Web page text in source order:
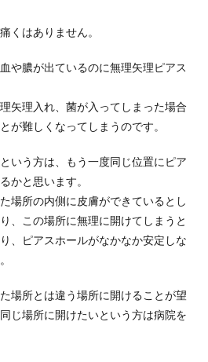
くはありません。
や膿が出ているのに無理矢理ピアス
矢理入れ、菌が入ってしまった場合
が難しくなってしまうのです。
いう方は、もう一度同じ位置にピア
かと思います。
場所の内側に皮膚ができているとし
、この場所に無理に開けてしまうと
、ピアスホールがなかなか安定しな
場所とは違う場所に開けることが望
じ場所に開けたいという方は病院を